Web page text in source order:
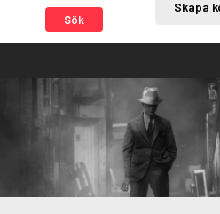
Sök
Skapa